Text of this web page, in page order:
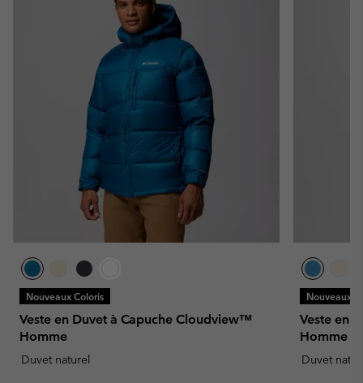
Nouveaux Coloris
Veste en Duvet à Capuche Cloudview™
Homme
Duvet naturel
Nouveaux
Veste en
Homme
Duvet